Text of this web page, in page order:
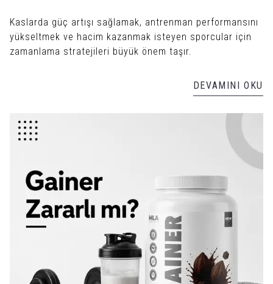
Kaslarda güç artışı sağlamak, antrenman performansını
yükseltmek ve hacim kazanmak isteyen sporcular için
zamanlama stratejileri büyük önem taşır.
DEVAMINI OKU